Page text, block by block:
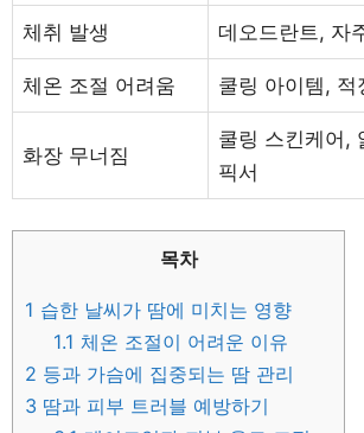
체취 발생 데오드란트, 자
체온 조절 어려움 쿨링 아이템, 적
화장 무너짐
쿨링 스킨케어,
픽서
목차
1 습한 날씨가 땀에 미치는 영향
1.1 체온 조절이 어려운 이유
2 등과 가슴에 집중되는 땀 관리
3 땀과 피부 트러블 예방하기